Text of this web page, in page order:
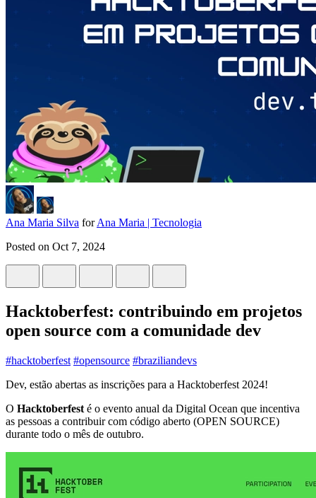
Ana Maria Silva forAna Maria | Tecnologia
Posted on Oct 7, 2024
Hacktoberfest: contribuindo em projetos
open source com a comunidade dev
#hacktoberfest #opensource #braziliandevs
Dev, estão abertas as inscrições para a Hacktoberfest 2024!
O Hacktoberfest é o evento anual da Digital Ocean que incentiva
as pessoas a contribuir com código aberto (OPEN SOURCE)
durante todo o mês de outubro.